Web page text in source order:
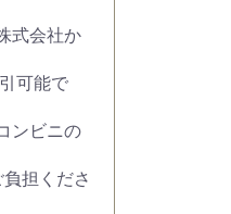
式会社か
可能で
ンビニの
担くださ